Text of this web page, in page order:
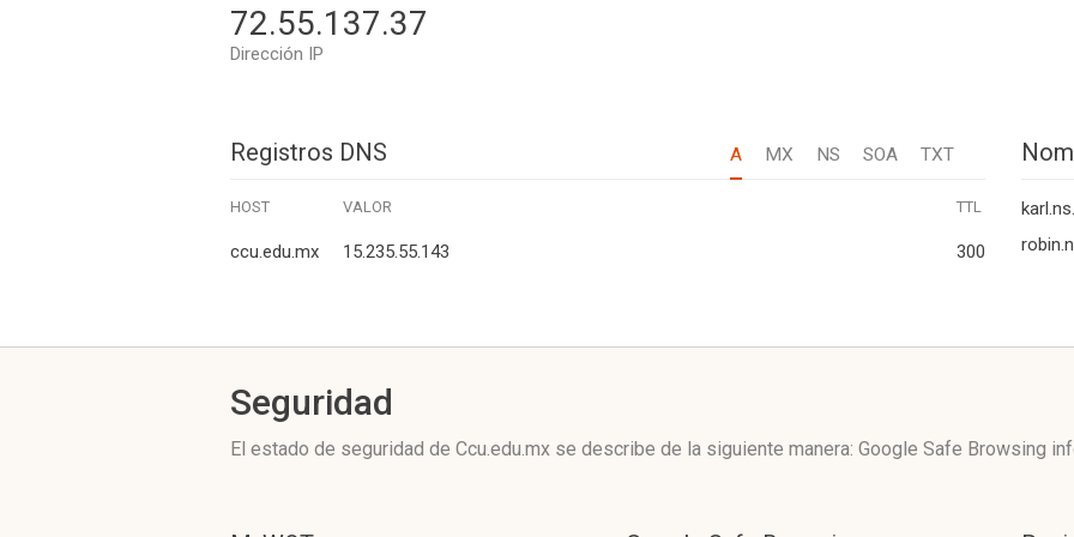
72.55.137.37
Dirección IP
Registros DNS A MX NS SOA TXT
HOST VALOR TTL
ccu.edu.mx 15.235.55.143 300
Seguridad
El estado de seguridad de Ccu.edu.mx se describe de la siguiente manera: Google Safe Browsing